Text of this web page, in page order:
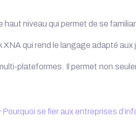
niveau qui permet de se
qui rend le langage adapté aux
plateformes. Il permet non
Pourquoi se fier aux entreprises